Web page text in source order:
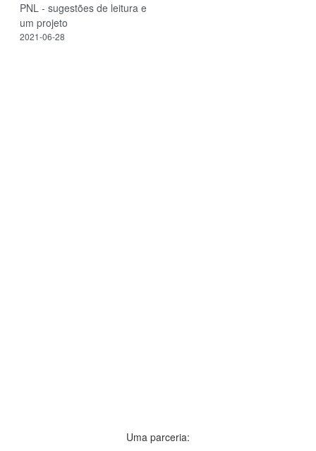
PNL - sugestões de leitura e
um projeto
2021-06-28
Uma parceria: